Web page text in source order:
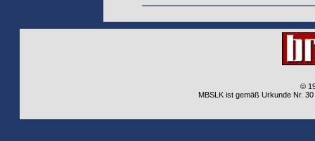
©
MBSLK ist gemäß Urkunde Nr.